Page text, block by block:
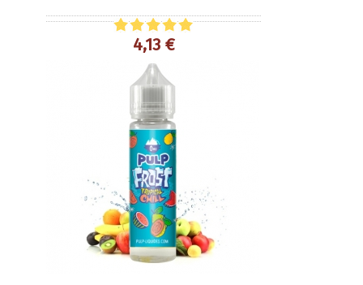
4,13 €